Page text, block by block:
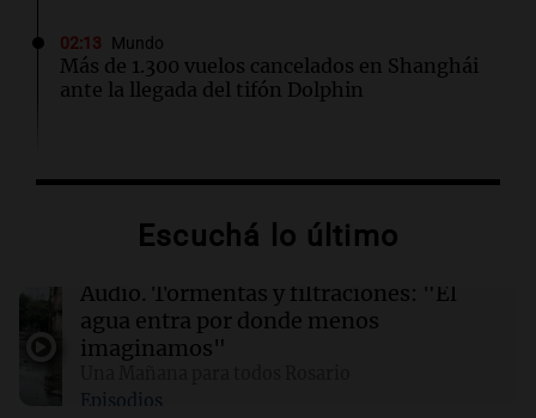
02:13 Mundo
Más de 1.300 vuelos cancelados en Shanghái
ante la llegada del tifón Dolphin
Airbnb acelera el lanzamiento de funciones
búsqueda
El Pentágono solicita a la industria de defensa
un aumento en la producción de armas
Escuchá lo último
Audio. Tormentas y filtraciones: "El
agua entra por donde menos
imaginamos"
Episodios